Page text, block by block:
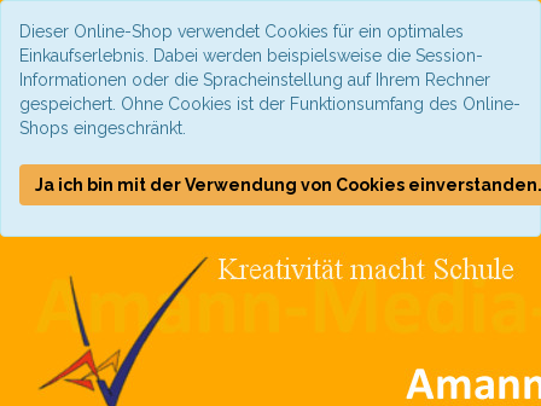
Dieser Online-Shop verwendet Cookies für ein optimales
Einkaufserlebnis. Dabei werden beispielsweise die Session-
Informationen oder die Spracheinstellung auf Ihrem Rechner
gespeichert. Ohne Cookies ist der Funktionsumfang des Online-
Shops eingeschränkt.
Ja ich bin mit der Verwendung von Cookies einverstanden.